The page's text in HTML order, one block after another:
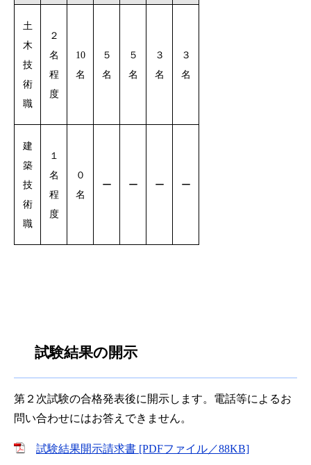
土
木
技
術
職
２
名
程
度
10
名
５
名
５
名
３
名
３
名
建
築
技
術
職
１
名
程
度
０
名
ー ー ー ー
試験結果の開示
第２次試験の合格発表後に開示します。電話等によるお
問い合わせにはお答えできません。
試験結果開示請求書 [PDFファイル／88KB]